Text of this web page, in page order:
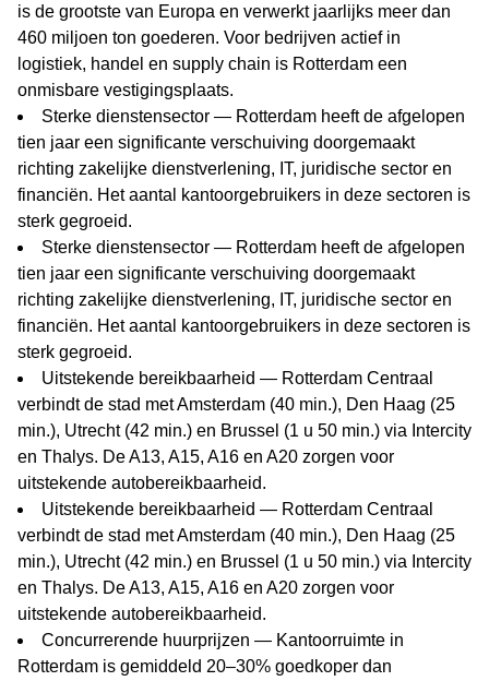
is de grootste van Europa en verwerkt jaarlijks meer dan
460 miljoen ton goederen. Voor bedrijven actief in
logistiek, handel en supply chain is Rotterdam een
onmisbare vestigingsplaats.
Sterke dienstensector — Rotterdam heeft de afgelopen
tien jaar een significante verschuiving doorgemaakt
richting zakelijke dienstverlening, IT, juridische sector en
financiën. Het aantal kantoorgebruikers in deze sectoren is
sterk gegroeid.
Sterke dienstensector — Rotterdam heeft de afgelopen
tien jaar een significante verschuiving doorgemaakt
richting zakelijke dienstverlening, IT, juridische sector en
financiën. Het aantal kantoorgebruikers in deze sectoren is
sterk gegroeid.
Uitstekende bereikbaarheid — Rotterdam Centraal
verbindt de stad met Amsterdam (40 min.), Den Haag (25
min.), Utrecht (42 min.) en Brussel (1 u 50 min.) via Intercity
en Thalys. De A13, A15, A16 en A20 zorgen voor
uitstekende autobereikbaarheid.
Uitstekende bereikbaarheid — Rotterdam Centraal
verbindt de stad met Amsterdam (40 min.), Den Haag (25
min.), Utrecht (42 min.) en Brussel (1 u 50 min.) via Intercity
en Thalys. De A13, A15, A16 en A20 zorgen voor
uitstekende autobereikbaarheid.
Concurrerende huurprijzen — Kantoorruimte in
Rotterdam is gemiddeld 20–30% goedkoper dan